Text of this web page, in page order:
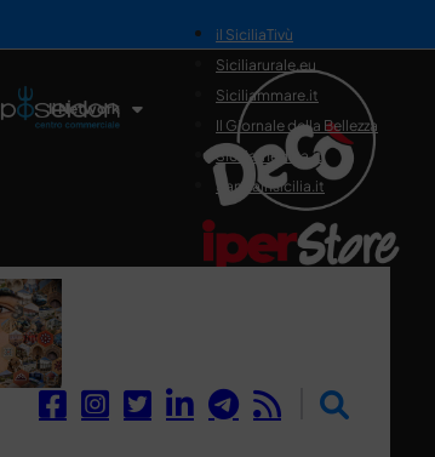
Il Network
il SiciliaTivù
Siciliarurale.eu
Siciliammare.it
Il Giornale della Bellezza
Siciliamedica.it
Sanitainsicilia.it